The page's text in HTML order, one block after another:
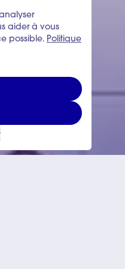
aider à vous
possible. Politique